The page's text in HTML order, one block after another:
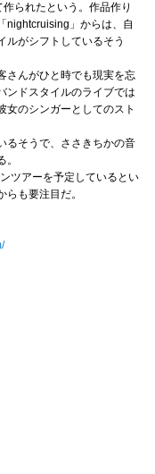
られたという。作品作り
nightcruising」からは、自
ルがシフトしているそう
さんがひと時でも現実を忘
ンドスタイルのライブでは
女のシンガーとしてのスト
るそうで、ささきちかの音
ツアーを予定しているとい
も要注目だ。